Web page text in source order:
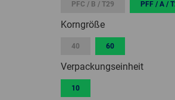
PFC / B / T29 PFF / A /
Korngröße
40 60
Verpackungseinheit
10